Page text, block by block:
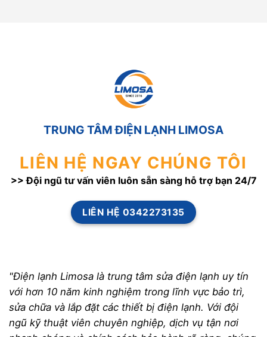
TRUNG TÂM ĐIỆN LẠNH LIMOSA
LIÊN HỆ NGAY CHÚNG TÔI
>> Đội ngũ tư vấn viên luôn sẵn sàng hỗ trợ bạn 24/7
LIÊN HỆ 0342273135
"Điện lạnh Limosa là trung tâm sửa điện lạnh uy tín
với hơn 10 năm kinh nghiệm trong lĩnh vực bảo trì,
sửa chữa và lắp đặt các thiết bị điện lạnh. Với đội
ngũ kỹ thuật viên chuyên nghiệp, dịch vụ tận nơi